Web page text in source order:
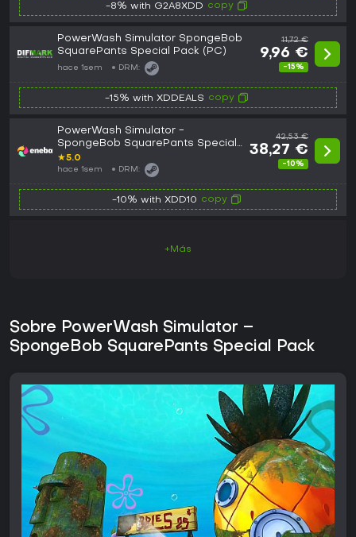
-8% with G2A8XDD copy
PowerWash Simulator SpongeBob
SquarePants Special Pack (PC)
hace 1sem DRM:
11,72 €
9,96 €
-15%
-15% with XDDEALS copy
PowerWash Simulator -
SpongeBob SquarePants Special
Pack (DLC) (PC) Steam Key
EUROPE
★5.0
hace 1sem DRM:
42,53 €
38,27 €
-10%
-10% with XDD10 copy
+Más
Sobre PowerWash Simulator –
SpongeBob SquarePants Special Pack